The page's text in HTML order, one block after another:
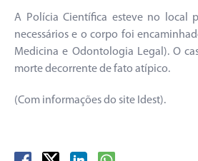
A Polícia Científica esteve no local
necessários e o corpo foi
Medicina e Odontologia Legal). O
morte decorrente de fato atípico.
(Com informações do site Idest).